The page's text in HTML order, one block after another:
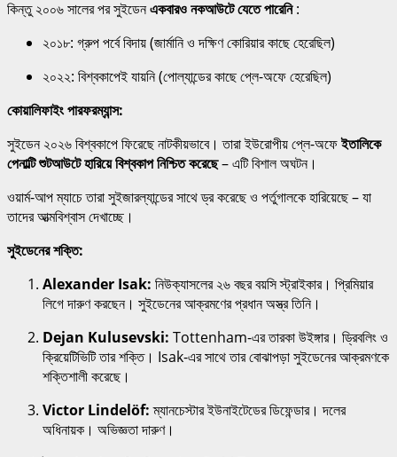
কিন্তু ২০০৬ সালের পর সুইডেনএকবারও নকআউটে যেতে পারেনি:
২০১৮: গ্রুপ পর্বে বিদায় (জার্মানি ও দক্ষিণ কোরিয়ার কাছে হেরেছিল)
২০২২: বিশ্বকাপেই যায়নি (পোল্যান্ডের কাছে প্লে-অফে হেরেছিল)
কোয়ালিফাইং পারফরম্যান্স:
সুইডেন ২০২৬ বিশ্বকাপে ফিরেছে নাটকীয়ভাবে। তারা ইউরোপীয় প্লে-অফেইতালিকে
পেনাল্টি শুটআউটে হারিয়ে বিশ্বকাপ নিশ্চিত করেছে– এটি বিশাল অঘটন।
ওয়ার্ম-আপ ম্যাচে তারা সুইজারল্যান্ডের সাথে ড্র করেছে ও পর্তুগালকে হারিয়েছে – যা
তাদের আত্মবিশ্বাস দেখাচ্ছে।
সুইডেনের শক্তি:
Alexander Isak: নিউক্যাসলের ২৬ বছর বয়সি স্ট্রাইকার। প্রিমিয়ার
লিগে দারুণ করছেন। সুইডেনের আক্রমণের প্রধান অস্ত্র তিনি।
Dejan Kulusevski: Tottenham-এর তারকা উইঙ্গার। ড্রিবলিং ও
ক্রিয়েটিভিটি তার শক্তি। Isak-এর সাথে তার বোঝাপড়া সুইডেনের আক্রমণকে
শক্তিশালী করেছে।
Victor Lindelöf:ম্যানচেস্টার ইউনাইটেডের ডিফেন্ডার। দলের
অধিনায়ক। অভিজ্ঞতা দারুণ।